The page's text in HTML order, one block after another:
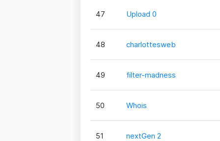
47 Upload 0
48 charlottesweb
49 filter-madness
50 Whois
51 nextGen 2